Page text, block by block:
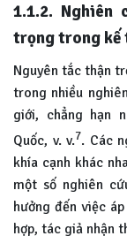
1.1.2. Nghiên
trọng trong kế
Nguyên tắc thận
trong nhiều
giới, chẳng hạn
Quốc, v. v.7. Các
khía cạnh khác
một số nghiên
hưởng đến việc
hợp, tác giả nhận